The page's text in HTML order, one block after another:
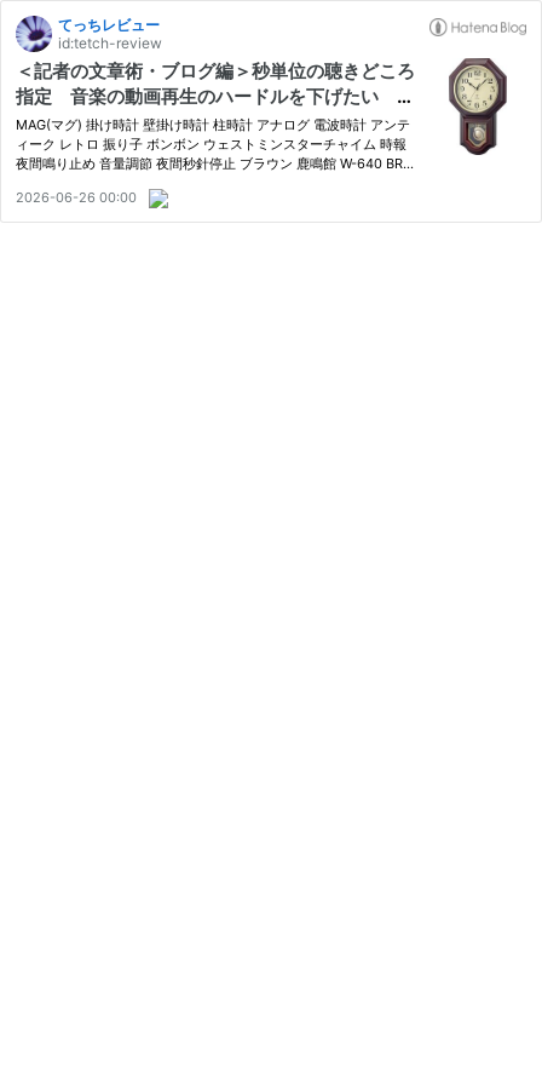
てっちレビュー
id:tetch-review
＜記者の文章術・ブログ編＞秒単位の聴きどころ
指定 音楽の動画再生のハードルを下げたい １
次情報の証明になり、ＳＥＯ対策の効果も期待で
きそうだ
MAG(マグ) 掛け時計 壁掛け時計 柱時計 アナログ 電波時計 アンテ
ィーク レトロ 振り子 ボンボン ウェストミンスターチャイム 時報
夜間鳴り止め 音量調節 夜間秒針停止 ブラウン 鹿鳴館 W-640 BR
関係ありません） このブログの「音楽」カテゴリーのレビュー記…
2026-06-26 00:00